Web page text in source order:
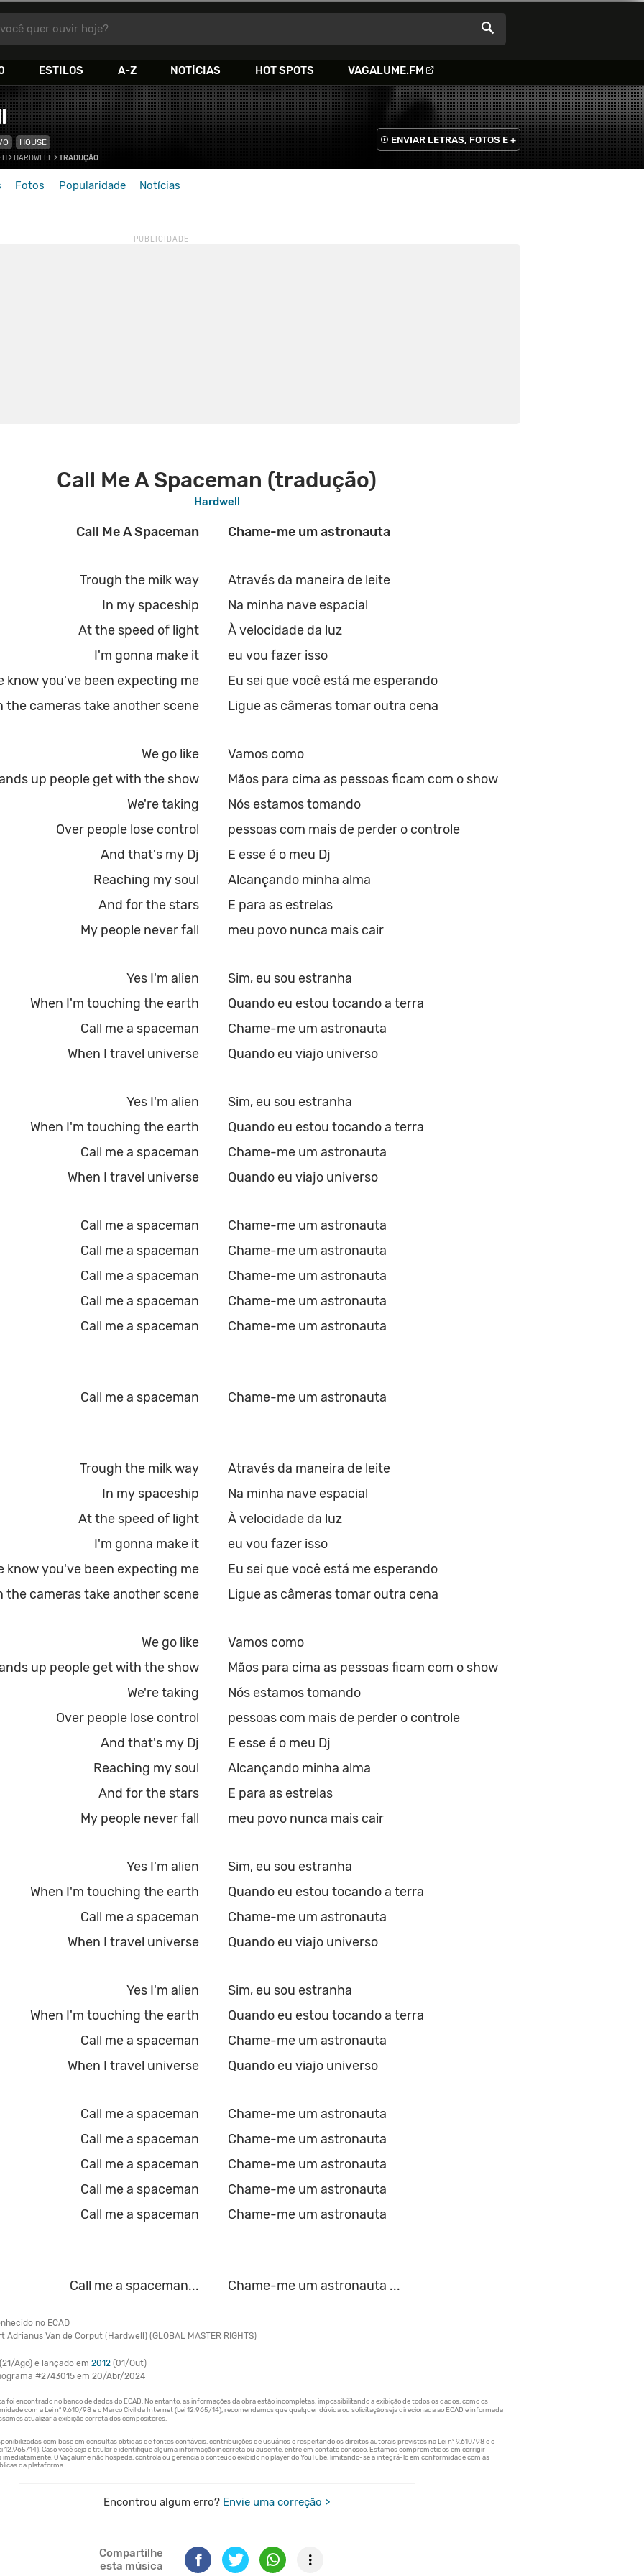
ESTILOS A-Z NOTÍCIAS HOT SPOTS VAGALUME.FM
quer ouvir hoje?
HOUSE ENVIAR LETRAS, FOTOS E +
Fotos Popularidade Notícias
H > HARDWELL>TRADUÇÃO
Call Me A Spaceman (tradução)
Hardwell
Chame-me um astronauta
Através da maneira de leite
Na minha nave espacial
À velocidade da luz
eu vou fazer isso
Eu sei que você está me esperando
Ligue as câmeras tomar outra cena
Vamos como
Mãos para cima as pessoas ficam com o show
Nós estamos tomando
pessoas com mais de perder o controle
E esse é o meu Dj
Alcançando minha alma
E para as estrelas
meu povo nunca mais cair
Sim, eu sou estranha
Quando eu estou tocando a terra
Chame-me um astronauta
Quando eu viajo universo
Sim, eu sou estranha
Quando eu estou tocando a terra
Chame-me um astronauta
Quando eu viajo universo
Chame-me um astronauta
Chame-me um astronauta
Chame-me um astronauta
Chame-me um astronauta
Chame-me um astronauta
Chame-me um astronauta
Através da maneira de leite
Na minha nave espacial
À velocidade da luz
eu vou fazer isso
Eu sei que você está me esperando
Ligue as câmeras tomar outra cena
Vamos como
Mãos para cima as pessoas ficam com o show
Nós estamos tomando
pessoas com mais de perder o controle
E esse é o meu Dj
Alcançando minha alma
E para as estrelas
meu povo nunca mais cair
Sim, eu sou estranha
Quando eu estou tocando a terra
Chame-me um astronauta
Quando eu viajo universo
Sim, eu sou estranha
Quando eu estou tocando a terra
Chame-me um astronauta
Quando eu viajo universo
Chame-me um astronauta
Chame-me um astronauta
Chame-me um astronauta
Chame-me um astronauta
Chame-me um astronauta
Chame-me um astronauta ...
Call Me A Spaceman
Trough the milk way
In my spaceship
At the speed of light
I'm gonna make it
know you've been expecting me
the cameras take another scene
We go like
up people get with the show
We're taking
Over people lose control
And that's my Dj
Reaching my soul
And for the stars
My people never fall
Yes I'm alien
When I'm touching the earth
Call me a spaceman
When I travel universe
Yes I'm alien
When I'm touching the earth
Call me a spaceman
When I travel universe
Call me a spaceman
Call me a spaceman
Call me a spaceman
Call me a spaceman
Call me a spaceman
Call me a spaceman
Trough the milk way
In my spaceship
At the speed of light
I'm gonna make it
know you've been expecting me
the cameras take another scene
We go like
up people get with the show
We're taking
Over people lose control
And that's my Dj
Reaching my soul
And for the stars
My people never fall
Yes I'm alien
When I'm touching the earth
Call me a spaceman
When I travel universe
Yes I'm alien
When I'm touching the earth
Call me a spaceman
When I travel universe
Call me a spaceman
Call me a spaceman
Call me a spaceman
Call me a spaceman
Call me a spaceman
Call me a spaceman...
no ECAD
Adrianus Van de Corput (Hardwell) (GLOBAL MASTER RIGHTS)
(21/Ago) e lançado em 2012 (01/Out)
#2743015 em 20/Abr/2024
Encontrou algum erro? Envie uma correção >
Compartilhe
esta música